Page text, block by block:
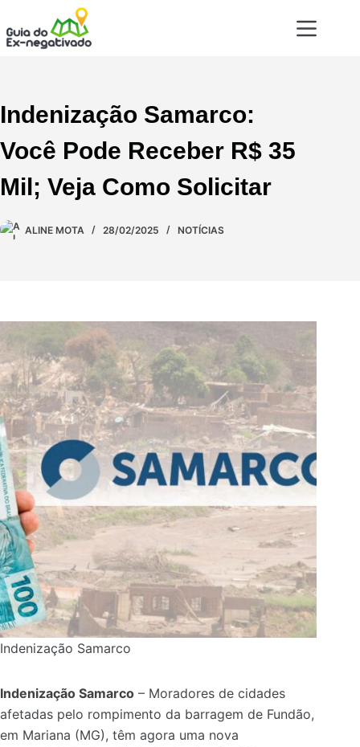
Indenização Samarco:
Você Pode Receber R$ 35
Mil; Veja Como Solicitar
ALINE MOTA 28/02/2025 NOTÍCIAS
Indenização Samarco
Indenização Samarco – Moradores de cidades
afetadas pelo rompimento da barragem de Fundão,
em Mariana (MG), têm agora uma nova